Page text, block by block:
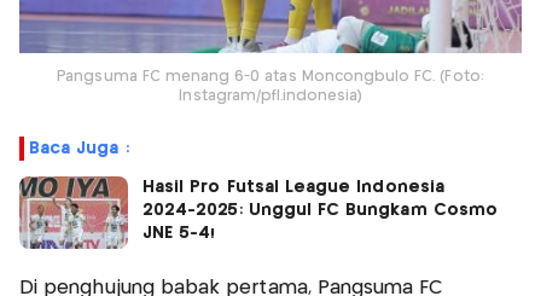
Pangsuma FC menang 6-0 atas Moncongbulo FC. (Foto:
Instagram/pfl.indonesia)
Baca Juga :
Hasil Pro Futsal League Indonesia
2024-2025: Unggul FC Bungkam Cosmo
JNE 5-4!
Di penghujung babak pertama, Pangsuma FC